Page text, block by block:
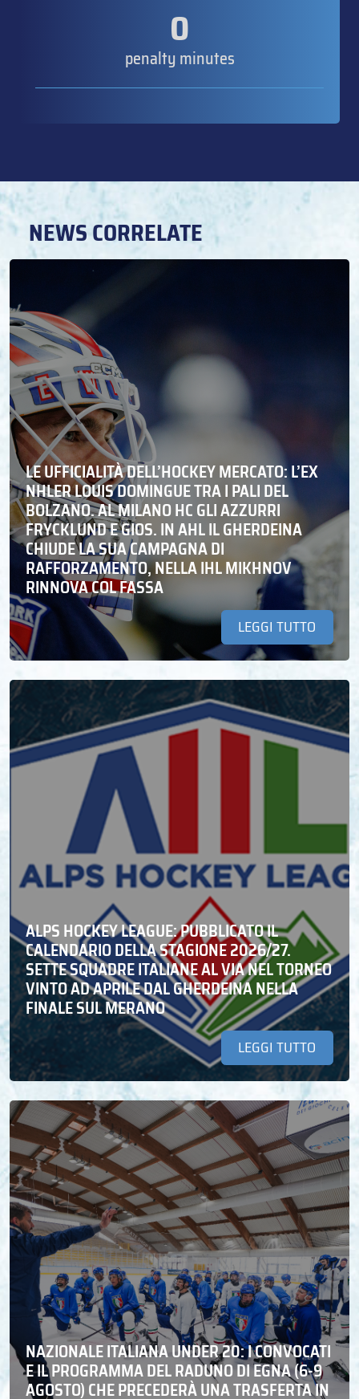
0
penalty minutes
NEWS CORRELATE
LE UFFICIALITÀ DELL’HOCKEY MERCATO: L’EX
NHLER LOUIS DOMINGUE TRA I PALI DEL
BOLZANO. AL MILANO HC GLI AZZURRI
FRYCKLUND E GIOS. IN AHL IL GHERDEINA
CHIUDE LA SUA CAMPAGNA DI
RAFFORZAMENTO, NELLA IHL MIKHNOV
RINNOVA COL FASSA
LEGGI TUTTO
ALPS HOCKEY LEAGUE: PUBBLICATO IL
CALENDARIO DELLA STAGIONE 2026/27.
SETTE SQUADRE ITALIANE AL VIA NEL TORNEO
VINTO AD APRILE DAL GHERDEINA NELLA
FINALE SUL MERANO
LEGGI TUTTO
NAZIONALE ITALIANA UNDER 20: I CONVOCATI
E IL PROGRAMMA DEL RADUNO DI EGNA (6-9
AGOSTO) CHE PRECEDERÀ UNA TRASFERTA IN